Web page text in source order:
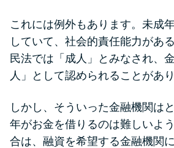
090金融（闇金
てはいけない
の対処法
申し込みブラ
安や審査に通ら
これには例外もあります。未成
していて、社会的責任能力があ
民法では「成人」とみなされ、
人」として認められることがあり
しかし、そういった金融機関は
年がお金を借りるのは難しいよ
合は、融資を希望する金融機関